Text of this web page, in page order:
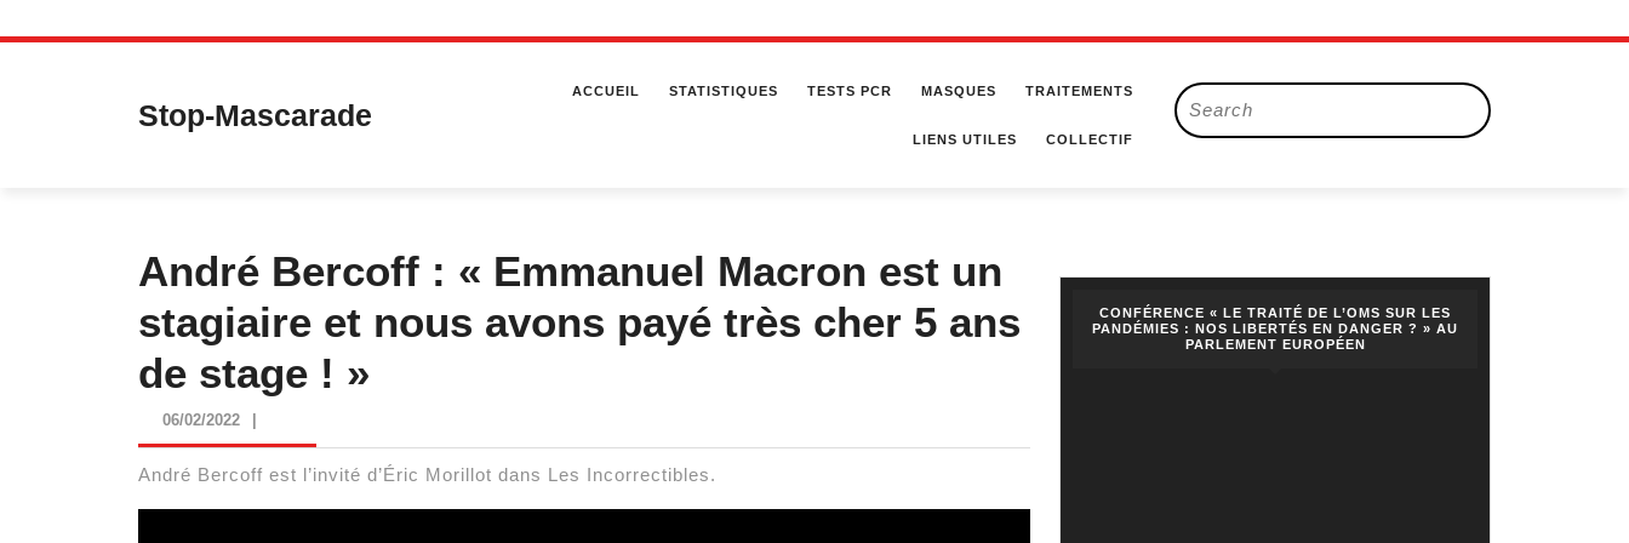
Skip
Stop-Mascarade
ACCUEIL STATISTIQUES TESTS PCR MASQUES TRAITEMENTS
LIENS UTILES COLLECTIF
Search
for:
André Bercoff : « Emmanuel Macron est un
stagiaire et nous avons payé très cher 5 ans
de stage ! »
06/02/202206/02/2022
André Bercoff est l’invité d’Éric Morillot dans Les Incorrectibles.
CONFÉRENCE « LE TRAITÉ DE L’OMS SUR LES
PANDÉMIES : NOS LIBERTÉS EN DANGER ? » AU
PARLEMENT EUROPÉEN